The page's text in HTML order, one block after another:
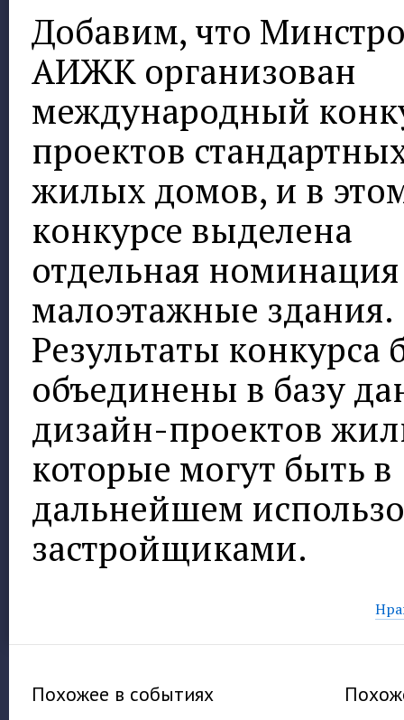
Добавим, что
АИЖК организован
международный
проектов
жилых домов, и в
конкурсе выделена
отдельная
малоэтажные здания.
Результаты конкурса
объединены в базу
дизайн-проектов
которые могут быть в
дальнейшем
застройщиками.
Похожее в событиях